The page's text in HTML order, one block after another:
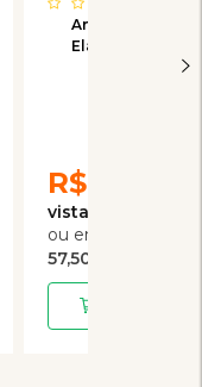
Antipulgas
Elanco Credeli
R$
57,50